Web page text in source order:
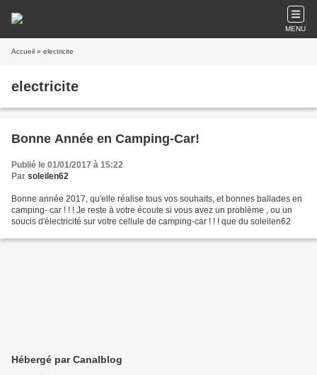
MENU
Accueil » electricite
electricite
Bonne Année en Camping-Car!
Publié le 01/01/2017 à 15:22
Par soleilen62
Bonne année 2017, qu'elle réalise tous vos souhaits, et bonnes ballades en
camping- car ! ! ! Je reste à votre écoute si vous avez un problème , ou un
soucis d'électricité sur votre cellule de camping-car ! ! ! que du soleilen62
Hébergé par Canalblog